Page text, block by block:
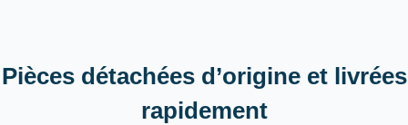
Pièces détachées d’origine et livrées
rapidement